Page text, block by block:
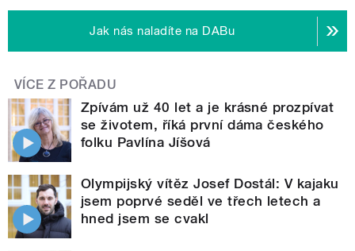
Jak nás naladíte na DABu
VÍCE Z POŘADU
Zpívám už 40 let a je krásné prozpívat
se životem, říká první dáma českého
folku Pavlína Jíšová
Olympijský vítěz Josef Dostál: V kajaku
jsem poprvé seděl ve třech letech a
hned jsem se cvakl